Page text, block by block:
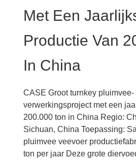
pluimvee
productie
project
Met Een
Productie Van
In China
CASE Groot turnkey
verwerkingsproject met een
200.000 ton in China Regio:
Sichuan, China Toepassing:
pluimvee veevoer
ton per jaar Deze grote